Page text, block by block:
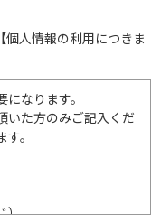
人情報の利用につきま
なります。
いた方のみご記入くだ
。
）